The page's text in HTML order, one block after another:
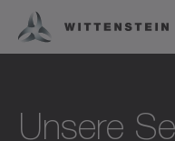
Unsere